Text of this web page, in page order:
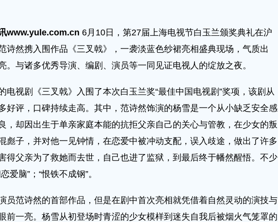
www.yule.com.cn 6月10日，第27届上海电视节白玉兰颁奖典礼在沪
诗然携入围作品《三叉戟》，一袭淡蓝色纱裙亮相盛典现场，气质出
。与诸多优秀导演、编剧、演员等一同见证电视人的绽放之夜。
视剧《三叉戟》入围了本次白玉兰奖“最佳中国电视剧”奖项，该剧从
好评，口碑持续走高。其中，范诗然饰演的杨雪是一个从小缺乏安全感
，却因出生于单亲家庭本能的抗拒父亲自己的关心与管教，在少女的叛
彪子，并对他一见钟情，在恋爱中被冲动支配，误入歧途，做出了许多
得父亲为了救她而去世，自己也进了监狱，到最后终于幡然醒悟。不少
爱脑”；“恨铁不成钢”。
范诗然的首部作品，但是在剧中首次亮相就凭借着自然灵动的演技与
前一亮。杨雪从初登场时青涩的少女模样到迷失自我后被烟火气笼罩的